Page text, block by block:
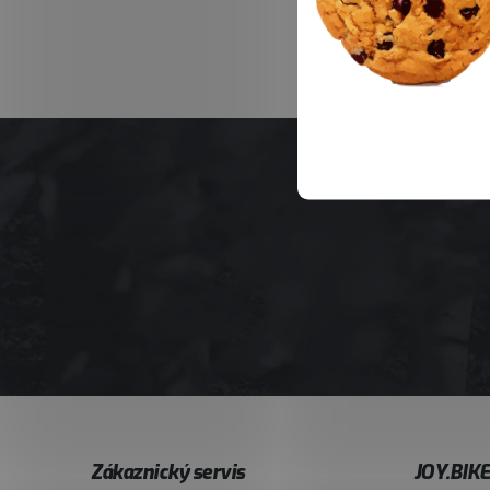
Zákaznický servis JOY.BIKE